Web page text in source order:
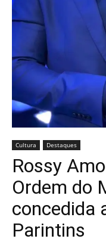
Cultura Destaques
Rossy
Ordem do
concedida
Parintins